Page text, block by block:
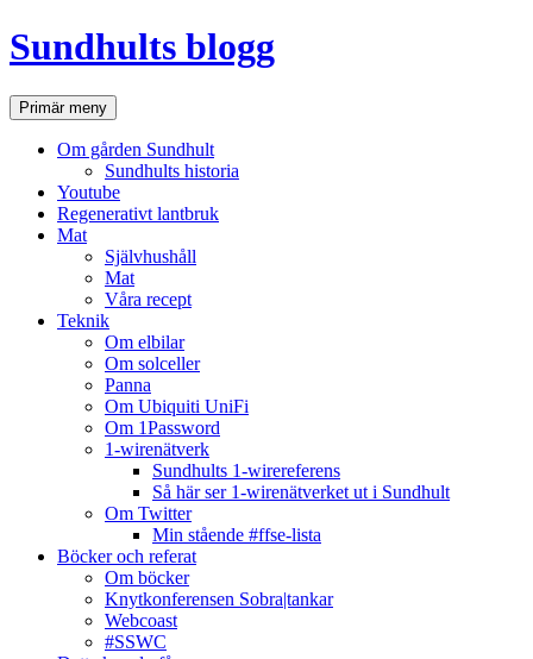
Hoppa
till
Sundhults blogg
SökPrimär meny
Om gården Sundhult
Sundhults historia
Youtube
Regenerativt lantbruk
Mat
Självhushåll
Mat
Våra recept
Teknik
Om elbilar
Om solceller
Panna
Om Ubiquiti UniFi
Om 1Password
1-wirenätverk
Sundhults 1-wirereferens
Så här ser 1-wirenätverket ut i Sundhult
Om Twitter
Min stående #ffse-lista
Böcker och referat
Om böcker
Knytkonferensen Sobra|tankar
Webcoast
#SSWC